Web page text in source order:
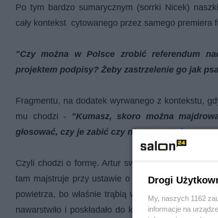
Po tym bardzo sumarycznym (sorrki Nicek)
cały kontekst cytowanego przez samego premiera
"Czy można w Polsce zrobić referendum
projektem podpisy? Żeby zastrzelenie go jak
Fragmentu, na dodatek wyrwanego z kontekstu,
mu chodzi -
"Kumasz, skoro można
głosować, czy je zabić czy nie, to czy tak samo
Czyli chodzi o formę. Artur swoim zwyczajem
tam majstruje przy ustawie o poczętych, a
powietrza, bo właśnie trąbią w mediach o
nawarstwiło i poskładało do kupy, że wyszło z
Drogi
My, naszych 1162
informacje na